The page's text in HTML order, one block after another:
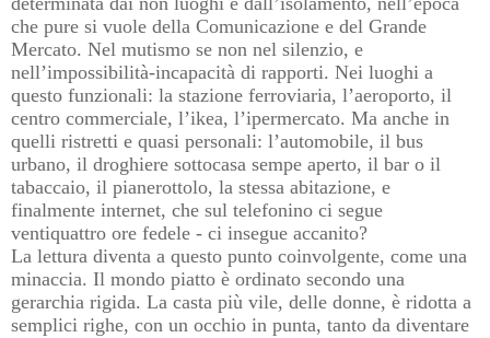
che pure si vuole della Comunicazione e del Grande
Mercato. Nel mutismo se non nel silenzio, e
nell’impossibilità-incapacità di rapporti. Nei luoghi a
questo funzionali: la stazione ferroviaria, l’aeroporto, il
centro commerciale, l’ikea, l’ipermercato. Ma anche in
quelli ristretti e quasi personali: l’automobile, il bus
urbano, il droghiere sottocasa sempe aperto, il bar o il
tabaccaio, il pianerottolo, la stessa abitazione, e
finalmente internet, che sul telefonino ci segue
ventiquattro ore fedele - ci insegue accanito?
La lettura diventa a questo punto coinvolgente, come una
minaccia. Il mondo piatto è ordinato secondo una
gerarchia rigida. La casta più vile, delle donne, è ridotta a
semplici righe, con un occhio in punta, tanto da diventare